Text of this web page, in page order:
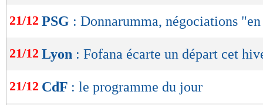
21/12 PSG : Donnarumma, négociations
21/12 Lyon : Fofana écarte un départ cet
21/12 CdF : le programme du jour